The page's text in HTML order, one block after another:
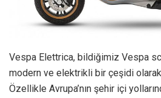
Vespa Elettrica, bildiğimiz Vespa
modern ve elektrikli bir çeşidi
Özellikle Avrupa’nın şehir içi